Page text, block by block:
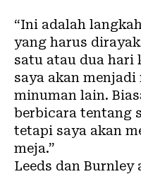
“Ini adalah
yang harus
satu atau dua hari
saya akan
minuman lain.
berbicara tentang
tetapi saya akan
meja.”
Leeds dan